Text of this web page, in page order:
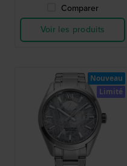
Comparer
Voir les produits
Nouveau
Limité